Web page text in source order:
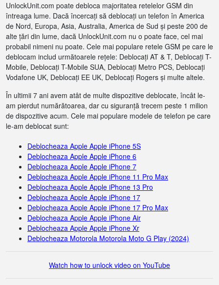
UnlockUnit.com poate debloca majoritatea retelelor GSM din
întreaga lume. Dacă încercați să deblocați un telefon în America
de Nord, Europa, Asia, Australia, America de Sud și peste 200 de
alte țări din lume, dacă UnlockUnit.com nu o poate face, cel mai
probabil nimeni nu poate. Cele mai populare retele GSM pe care le
deblocam includ următoarele rețele: Deblocați AT & T, Deblocați T-
Mobile, Deblocați T-Mobile SUA, Deblocați Metro PCS, Deblocați
Vodafone UK, Deblocați EE UK, Deblocați Rogers și multe altele.
În ultimii 7 ani avem atât de multe dispozitive deblocate, încât le-
am pierdut numărătoarea, dar cu siguranță trecem peste 1 milion
de dispozitive acum. Cele mai populare modele de telefon pe care
le-am deblocat sunt:
Deblocheaza Apple Apple iPhone 5S
Deblocheaza Apple Apple iPhone 6
Deblocheaza Apple Apple iPhone 7
Deblocheaza Apple Apple iPhone 11 Pro Max
Deblocheaza Apple Apple iPhone 13 Pro
Deblocheaza Apple Apple iPhone 17
Deblocheaza Apple Apple iPhone 17 Pro Max
Deblocheaza Apple Apple iPhone Air
Deblocheaza Apple Apple iPhone Xr
Deblocheaza Motorola Motorola Moto G Play (2024)
Watch how to unlock video on YouTube